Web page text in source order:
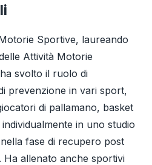
Sportive, laureando
Attività Motorie
svolto il ruolo di
prevenzione in vari sport,
di pallamano, basket
in uno studio
fase di recupero post
allenato anche sportivi